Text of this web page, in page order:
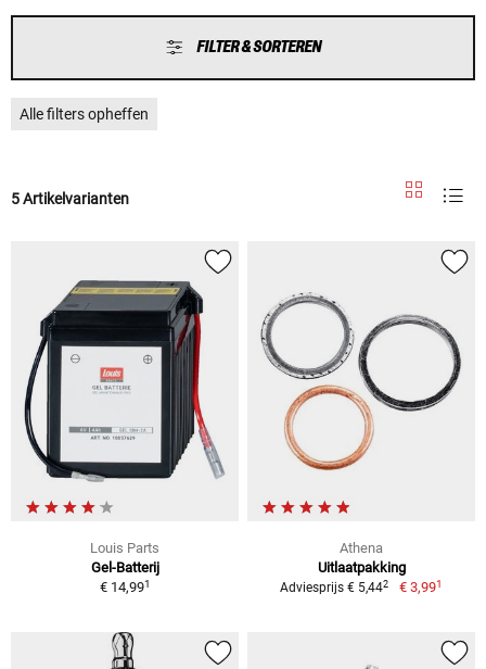
FILTER & SORTEREN
Alle filters opheffen
5 Artikelvarianten
Louis Parts
Gel-Batterij
€ 14,991
Athena
Uitlaatpakking
Adviesprijs € 5,442 € 3,991